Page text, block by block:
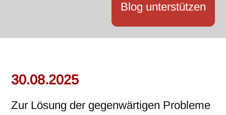
Blog unterstützen
30.08.2025
Zur Lösung der gegenwärtigen Probleme